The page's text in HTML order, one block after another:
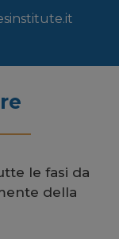
le fasi da
della